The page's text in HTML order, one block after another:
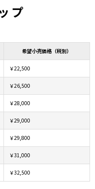
プ
希望小売価格（税別）
￥22,500
￥26,500
￥28,000
￥29,000
￥29,800
￥31,000
￥32,500